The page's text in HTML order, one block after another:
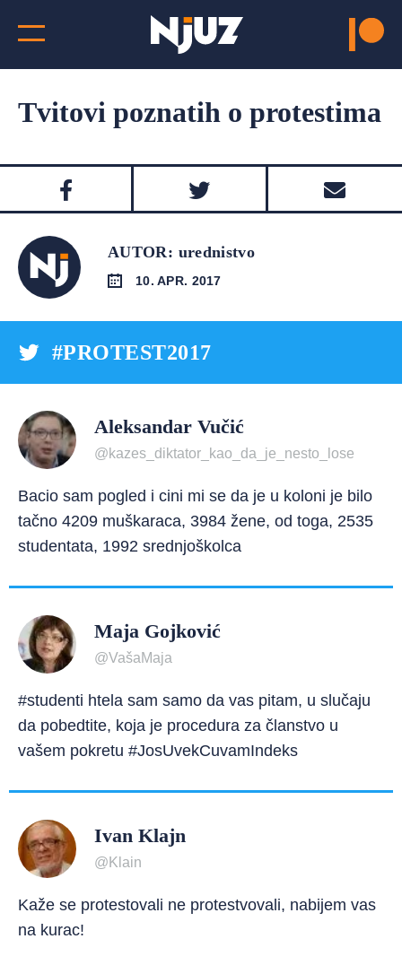
Tvitovi poznatih o protestima
AUTOR: urednistvo
10. APR. 2017
#PROTEST2017
Aleksandar Vučić
@kazes_diktator_kao_da_je_nesto_lose
Bacio sam pogled i cini mi se da je u koloni je bilo
tačno 4209 muškaraca, 3984 žene, od toga, 2535
studentata, 1992 srednjoškolca
Maja Gojković
@VašaMaja
#studenti htela sam samo da vas pitam, u slučaju
da pobedtite, koja je procedura za članstvo u
vašem pokretu #JosUvekCuvamIndeks
Ivan Klajn
@Klain
Kaže se protestovali ne protestvovali, nabijem vas
na kurac!